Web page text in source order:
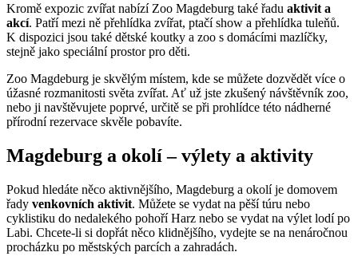
Kromě expozic zvířat nabízí Zoo Magdeburg také řadu aktivit a
akcí. Patří mezi ně přehlídka zvířat, ptačí show a přehlídka tuleňů.
K dispozici jsou také dětské koutky a zoo s domácími mazlíčky,
stejně jako speciální prostor pro děti.
Zoo Magdeburg je skvělým místem, kde se můžete dozvědět více o
úžasné rozmanitosti světa zvířat. Ať už jste zkušený návštěvník zoo,
nebo ji navštěvujete poprvé, určitě se při prohlídce této nádherné
přírodní rezervace skvěle pobavíte.
Magdeburg a okolí – výlety a aktivity
Pokud hledáte něco aktivnějšího, Magdeburg a okolí je domovem
řady venkovních aktivit. Můžete se vydat na pěší túru nebo
cyklistiku do nedalekého pohoří Harz nebo se vydat na výlet lodí po
Labi. Chcete-li si dopřát něco klidnějšího, vydejte se na nenáročnou
procházku po městských parcích a zahradách.